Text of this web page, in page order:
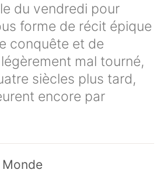
du vendredi pour
forme de récit épique
conquête et de
mal tourné,
siècles plus tard,
encore par